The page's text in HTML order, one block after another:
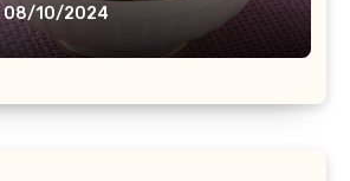
08/10/2024